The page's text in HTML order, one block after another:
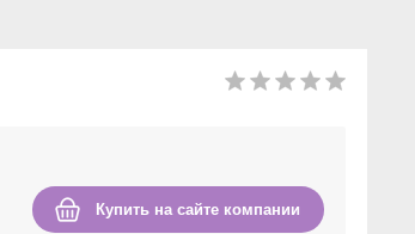
Купить на сайте компании